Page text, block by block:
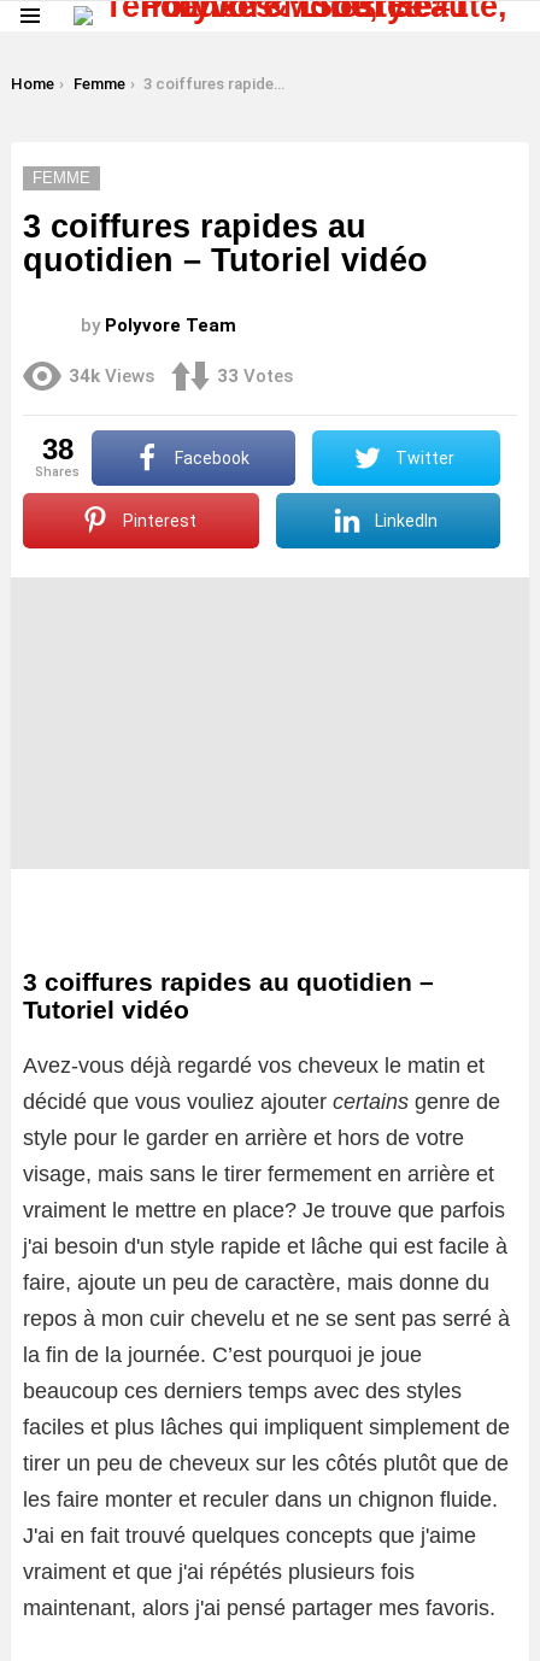
You are here:
Home Femme 3 coiffures rapides au quotidien – Tutoriel vidéo
FEMME
3 coiffures rapides au
quotidien – Tutoriel vidéo
by Polyvore Team
34k Views 33 Votes
38
shares
Facebook Twitter
Pinterest LinkedIn
3 coiffures rapides au quotidien –
Tutoriel vidéo
Avez-vous déjà regardé vos cheveux le matin et
décidé que vous vouliez ajouter certains genre de
style pour le garder en arrière et hors de votre
visage, mais sans le tirer fermement en arrière et
vraiment le mettre en place? Je trouve que parfois
j'ai besoin d'un style rapide et lâche qui est facile à
faire, ajoute un peu de caractère, mais donne du
repos à mon cuir chevelu et ne se sent pas serré à
la fin de la journée. C’est pourquoi je joue
beaucoup ces derniers temps avec des styles
faciles et plus lâches qui impliquent simplement de
tirer un peu de cheveux sur les côtés plutôt que de
les faire monter et reculer dans un chignon fluide.
J'ai en fait trouvé quelques concepts que j'aime
vraiment et que j'ai répétés plusieurs fois
maintenant, alors j'ai pensé partager mes favoris.